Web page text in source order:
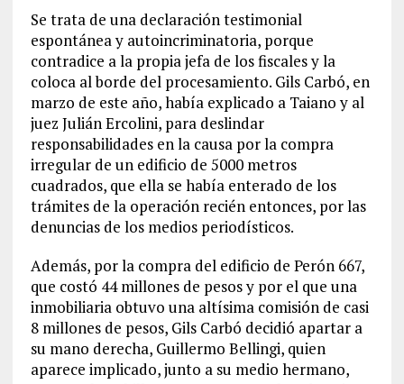
Se trata de una declaración testimonial
espontánea y autoincriminatoria, porque
contradice a la propia jefa de los fiscales y la
coloca al borde del procesamiento. Gils Carbó, en
marzo de este año, había explicado a Taiano y al
juez Julián Ercolini, para deslindar
responsabilidades en la causa por la compra
irregular de un edificio de 5000 metros
cuadrados, que ella se había enterado de los
trámites de la operación recién entonces, por las
denuncias de los medios periodísticos.
Además, por la compra del edificio de Perón 667,
que costó 44 millones de pesos y por el que una
inmobiliaria obtuvo una altísima comisión de casi
8 millones de pesos, Gils Carbó decidió apartar a
su mano derecha, Guillermo Bellingi, quien
aparece implicado, junto a su medio hermano,